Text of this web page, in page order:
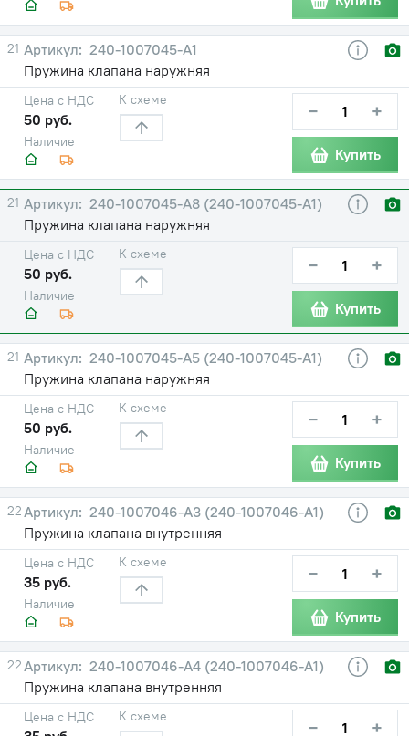
21
240-1007045-А1
Пружина клапана наружняя
Наличие
Цена с НДС
50 руб.
К схеме − +
Купить
21
240-1007045-А8 (240-1007045-А1)
Пружина клапана наружняя
Наличие
Цена с НДС
50 руб.
К схеме − +
Купить
21
240-1007045-А5 (240-1007045-А1)
Пружина клапана наружняя
Наличие
Цена с НДС
50 руб.
К схеме − +
Купить
22
240-1007046-А3 (240-1007046-А1)
Пружина клапана внутренняя
Наличие
Цена с НДС
35 руб.
К схеме − +
Купить
22
240-1007046-А4 (240-1007046-А1)
Пружина клапана внутренняя
Цена с НДС К схеме − +